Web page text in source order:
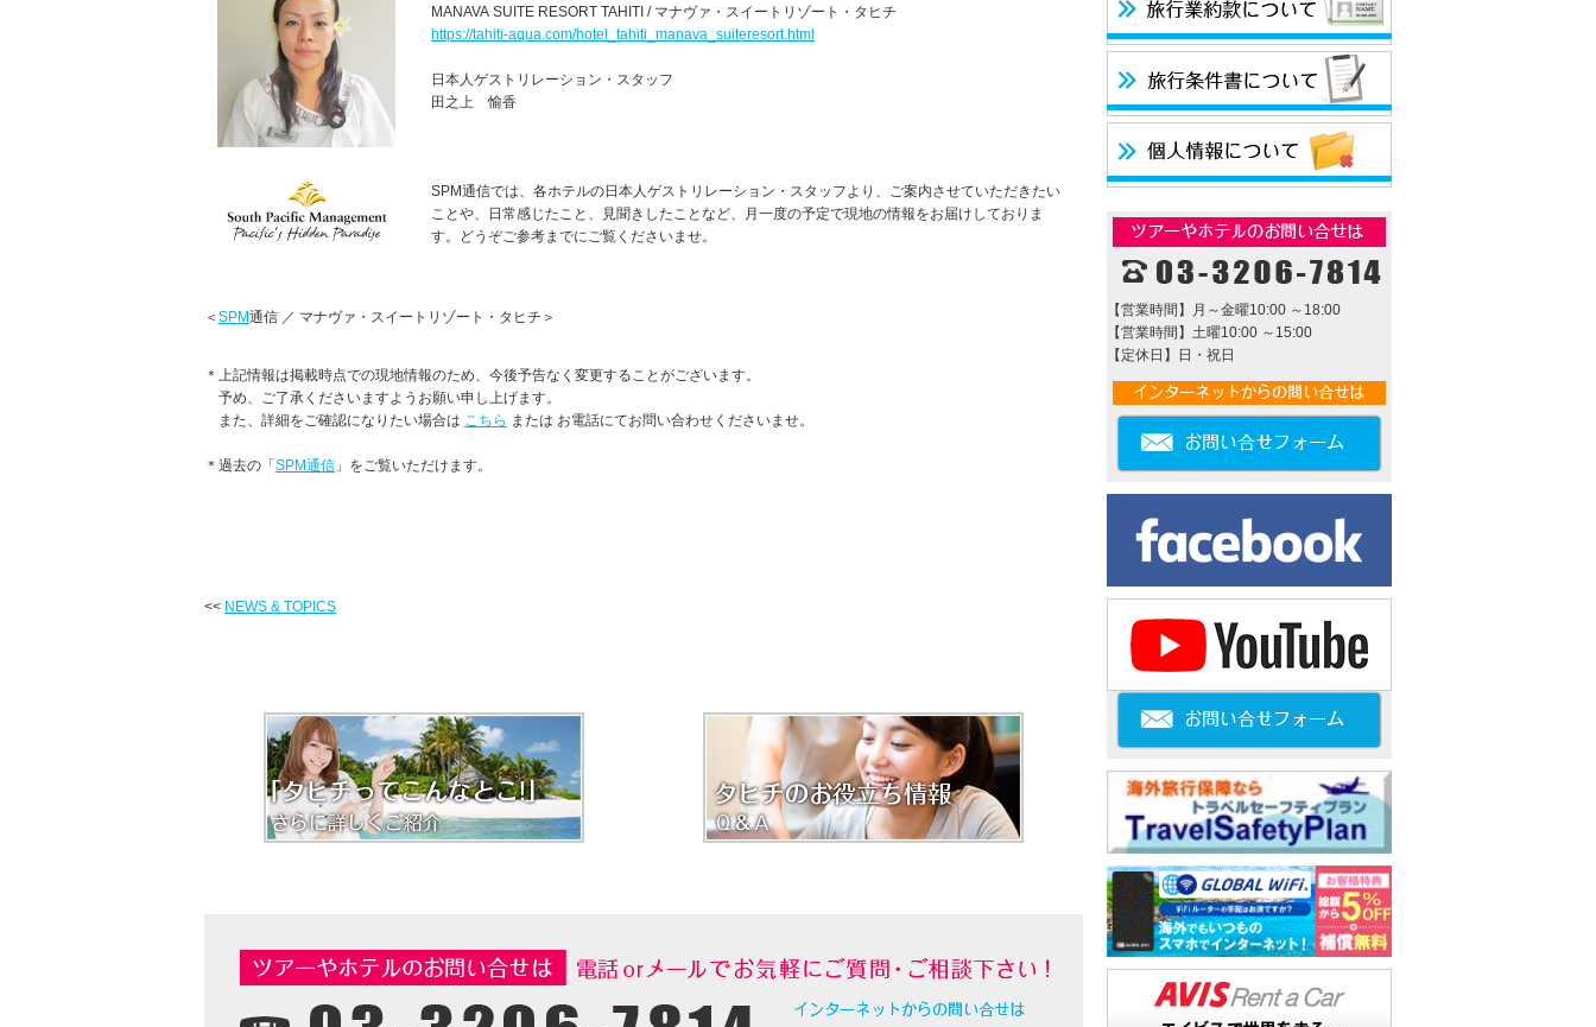
MANAVA SUITE RESORT TAHITI / マナヴァ・スイートリゾート・タヒチ
https://tahiti-aqua.com/hotel_tahiti_manava_suiteresort.html
日本人ゲストリレーション・スタッフ
田之上 愉香
SPM通信では、各ホテルの日本人ゲストリレーション・スタッフより、ご案内させていただきたい
ことや、日常感じたこと、見聞きしたことなど、月一度の予定で現地の情報をお届けしておりま
す。どうぞご参考までにご覧くださいませ。
＜ SPM通信 ／ マナヴァ・スイートリゾート・タヒチ＞
＊上記情報は掲載時点での現地情報のため、今後予告なく変更することがございます。
予め、ご了承くださいますようお願い申し上げます。
また、詳細をご確認になりたい場合は こちら または お電話にてお問い合わせくださいませ。
＊過去の「SPM通信 」をご覧いただけます。
<< NEWS & TOPICS
【営業時間】月～金曜10:00 ～18:00
【営業時間】土曜10:00 ～15:00
【定休日】日・祝日